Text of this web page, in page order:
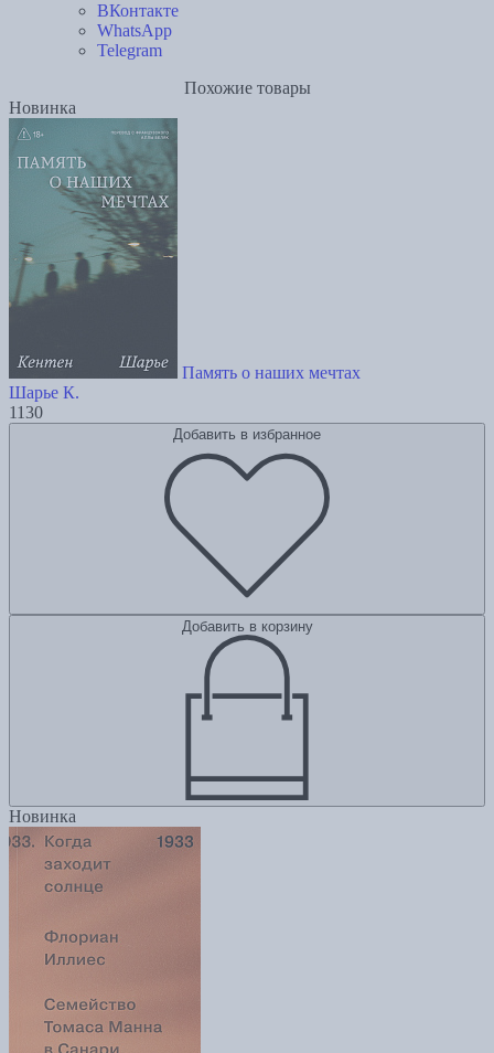
ВКонтакте
WhatsApp
Telegram
Похожие товары
Новинка
Память о наших мечтах
Шарье К.
1130
Добавить в избранное
Добавить в корзину
Новинка